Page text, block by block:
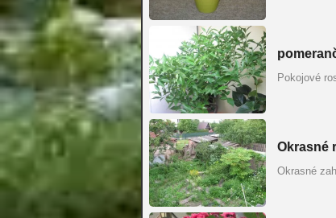
Pokojové
Okrasné
Okrasné